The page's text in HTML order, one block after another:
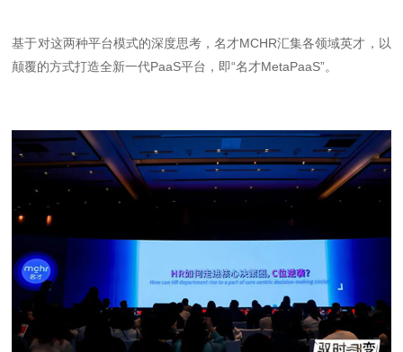
基于对这两种平台模式的深度思考，名才MCHR汇集各领域英才，以
颠覆的方式打造全新一代PaaS平台，即“名才MetaPaaS”。